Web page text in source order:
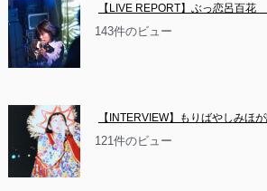
【LIVE REPORT】ぶっ恋呂百花
143件のビュー
【INTERVIEW】もりばやしみほ
121件のビュー